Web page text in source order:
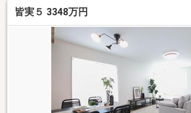
皆実５ 3348万円